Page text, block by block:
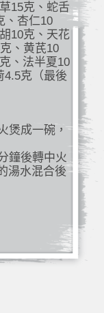
15克、蛇舌
、杏仁10
10克、天花
、黄芪10
、法半夏10
4.5克（最後
煲成一碗，
鐘後轉中火
湯水混合後